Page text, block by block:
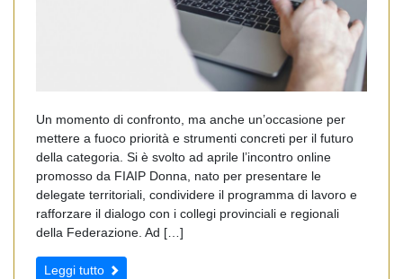
Un momento di confronto, ma anche un’occasione per
mettere a fuoco priorità e strumenti concreti per il futuro
della categoria. Si è svolto ad aprile l’incontro online
promosso da FIAIP Donna, nato per presentare le
delegate territoriali, condividere il programma di lavoro e
rafforzare il dialogo con i collegi provinciali e regionali
della Federazione. Ad […]
Leggi tutto